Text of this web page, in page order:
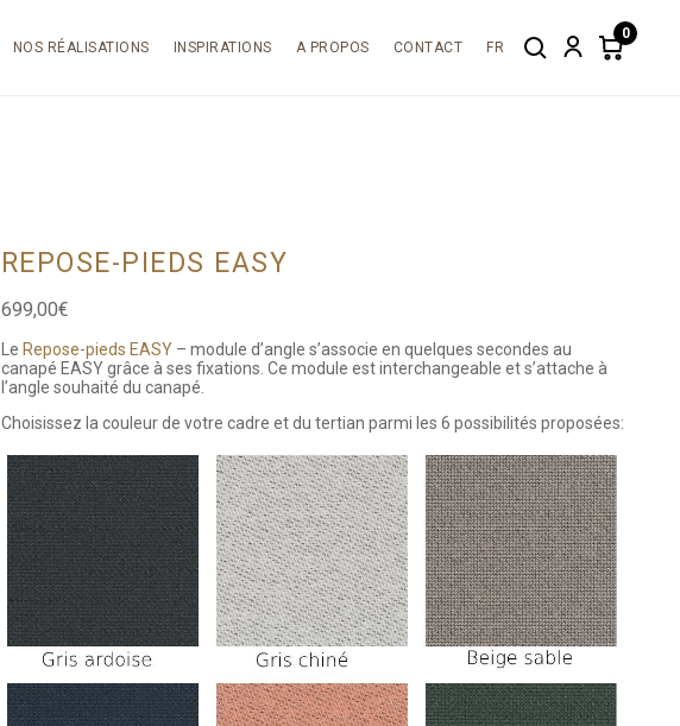
NOS RÉALISATIONS INSPIRATIONS A PROPOS CONTACT FR SearchAccount
0
Items
REPOSE-PIEDS EASY
699,00€
Le Repose-pieds EASY– module d’angle s’associe en quelques secondes au
canapé EASY grâce à ses fixations. Ce module est interchangeable et s’attache à
l’angle souhaité du canapé.
Choisissez la couleur de votre cadre et du tertian parmi les 6 possibilités proposées: